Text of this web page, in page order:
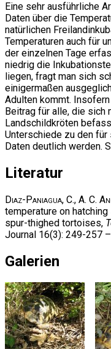
Eine sehr ausführliche
Daten über die
natürlichen
Temperaturen auch für
der einzelnen Tage
niedrig die
liegen, fragt man sich
einigermaßen
Adulten kommt.
Beitrag für alle, die sich
Landschildkröten
Unterschiede zu den für
Daten deutlich werden.
Literatur
Diaz-Paniagua, C., A. C.
temperature on
spur-thighed tortoises,
Journal 16(3): 249-257
Galerien